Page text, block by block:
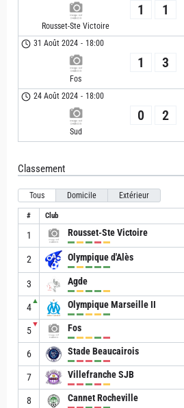
Rousset-Ste Victoire
1 1
31 Août 2024 - 18:00
Fos
1 3
24 Août 2024 - 18:00
Sud
0 2
Classement
Tous Domicile Extérieur
# Club
1 Rousset-Ste Victoire
2 Olympique d'Alès
3 Agde
4
▲ Olympique Marseille II
5
▼ Fos
6 Stade Beaucairois
7 Villefranche SJB
8 Cannet Rocheville